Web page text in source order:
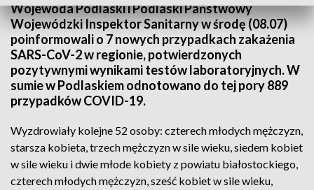
Wojewoda Podlaski i Podlaski Państwowy
Wojewódzki Inspektor Sanitarny w środę (08.07)
poinformowali o 7 nowych przypadkach zakażenia
SARS-CoV-2 w regionie, potwierdzonych
pozytywnymi wynikami testów laboratoryjnych. W
sumie w Podlaskiem odnotowano do tej pory 889
przypadków COVID-19.
Wyzdrowiały kolejne 52 osoby: czterech młodych mężczyzn,
starsza kobieta, trzech mężczyzn w sile wieku, siedem kobiet
w sile wieku i dwie młode kobiety z powiatu białostockiego,
czterech młodych mężczyzn, sześć kobiet w sile wieku,